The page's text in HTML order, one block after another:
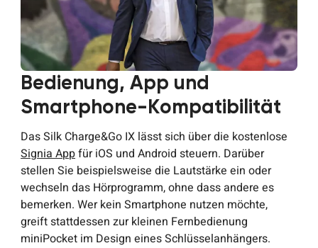
Bedienung, App und
Smartphone-Kompatibilität
Das Silk Charge&Go IX lässt sich über die kostenlose
Signia Appfür iOS und Android steuern. Darüber
stellen Sie beispielsweise die Lautstärke ein oder
wechseln das Hörprogramm, ohne dass andere es
bemerken. Wer kein Smartphone nutzen möchte,
greift stattdessen zur kleinen Fernbedienung
miniPocket im Design eines Schlüsselanhängers.